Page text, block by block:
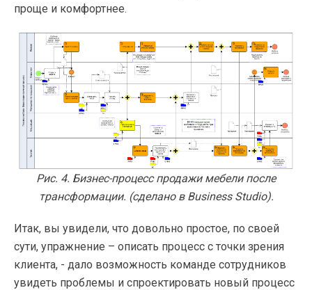
проще и комфортнее.
Рис. 4. Бизнес-процесс продажи мебели после
трансформации. (сделано в Business Studio).
Итак, вы увидели, что довольно простое, по своей
сути, упражнение – описать процесс с точки зрения
клиента, - дало возможность команде сотрудников
увидеть проблемы и спроектировать новый процесс